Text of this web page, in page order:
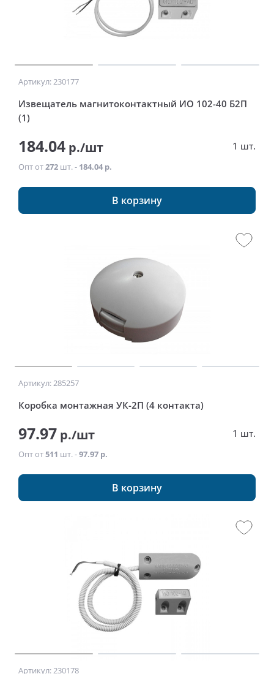
Артикул: 230177
Извещатель магнитоконтактный ИО 102-40 Б2П
(1)
184.04 р./шт 1 шт.
Опт от272 шт. - 184.04 р.
В корзину
Артикул: 285257
Коробка монтажная УК-2П (4 контакта)
97.97 р./шт 1 шт.
Опт от511 шт. -97.97 р.
В корзину
Артикул: 230178